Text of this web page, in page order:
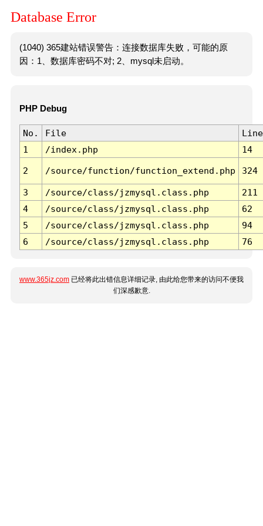
Database Error
(1040) 365建站错误警告：连接数据库失败，可能的原
因：1、数据库密码不对; 2、mysql未启动。
PHP Debug
No. File
Line
1
/index.php 14
2 /source/function/function_extend.php 324
3 /source/class/jzmysql.class.php
211
4
/source/class/jzmysql.class.php
62
5
/source/class/jzmysql.class.php
94
6
/source/class/jzmysql.class.php 76
www.365jz.com 已经将此出错信息详细记录, 由此给您带来的访问不便我
们深感歉意.